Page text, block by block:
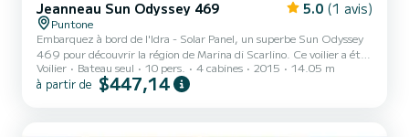
Jeanneau Sun Odyssey 469 5.0 (1 avis)
Puntone
Embarquez à bord de l'Idra - Solar Panel, un superbe Sun Odyssey
469 pour découvrir la région de Marina di Scarlino. Ce voilier a été
construit en 2015 pour assurer confort et performances. Le bateau
dispose de 4 cabines tout confort et d'une capacité
Voilier Bateau seul 10 pers. 4 cabines 2015 14.05 m
à partir de $447,14